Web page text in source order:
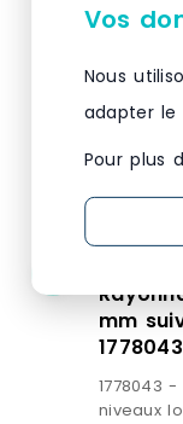
mm
1778043
1778043
niveaux
Vos
Nous
adapter le
Pour plus